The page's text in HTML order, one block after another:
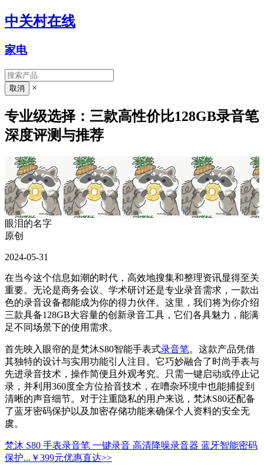
中关村在线
家电
×
专业级选择：三款高性价比128GB录音笔
深度评测与推荐
眼泪的名字
原创
2024-05-31
在当今这个信息如潮的时代，高效地搜集和整理资讯显得至关
重要。无论是商务会议、学术研讨还是专业录音需求，一款出
色的录音设备都能成为你的得力伙伴。这里，我们将为你介绍
三款具备128GB大容量的创新录音工具，它们各具魅力，能满
足不同场景下的使用需求。
首先映入眼帘的是梵沐S80智能手表式录音笔。这款产品凭借
其独特的设计与实用功能引人注目。它巧妙融合了时尚手表与
先进录音技术，操作简便且外观考究。只需一键启动或停止记
录，并利用360度全方位拾音技术，在嘈杂环境中也能捕捉到
清晰的声音细节。对于注重隐私的用户来说，梵沐S80还配备
了蓝牙密码保护以及加密存储功能来确保个人资料的安全无
虞。
梵沐 S80 手表录音笔 一键录音 高清降噪录音器 蓝牙智能密码
保护... ￥399元优惠直达>>